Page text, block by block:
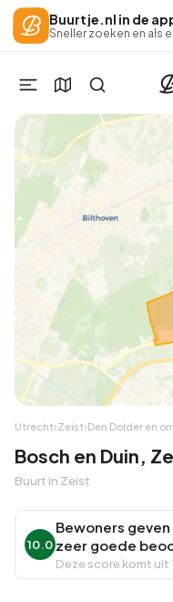
Buurtje.nl in de
Sneller zoeken en als
Utrecht›Zeist›Den Dolder en
Bosch en Duin,
Buurt in Zeist
10.0
Bewoners geven
zeer goede
Deze score komt uit